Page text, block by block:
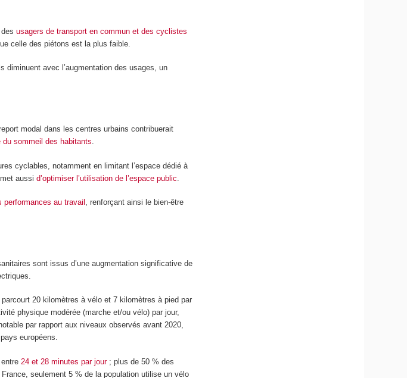
desusagers de transport en commun et des cyclistes
celle des piétons est la plus faible.
diminuent avec l’augmentation des usages, un
modal dans les centres urbains contribuerait
du sommeil des habitants.
cyclables, notamment en limitant l’espace dédié à
aussid’optimiser l’utilisation de l’espace public
performances au travail , renforçant ainsi le bien-être
sont issus d’une augmentation significative de
20 kilomètres à vélo et 7 kilomètres à pied par
physique modérée (marche et/ou vélo) par jour,
par rapport aux niveaux observés avant 2020,
européens.
24 et 28 minutes par jour; plus de 50 % des
seulement 5 % de la population utilise un vélo